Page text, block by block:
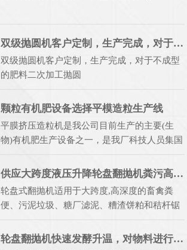
双级抛圆机客户定制，生产完成，对于不成型的肥料二次加工抛圆
双级抛圆机客户定制，生产完成，对于不成型
的肥料二次加工抛圆
颗粒有机肥设备选择平模造粒生产线
平膜挤压造粒机是我公司目前生产的主要(生
物)有机肥生产设备之一，是我厂科技人员集国
多年生产经验反复研究、改进、精心制造的肥供应大跨度液压升降轮盘翻抛机粪污高效好氧发酵
轮盘式翻抛机适用于大跨度,高深度的畜禽粪
便、污泥垃圾、糖厂滤泥、糟渣饼粕和秸杆锯
屑等有机废弃物的发酵翻堆,广泛应用于有机肥
厂、复混肥厂、污泥垃圾厂、园艺场以及双孢轮盘翻抛机快速发酵升温，对物料进行翻堆破碎混合